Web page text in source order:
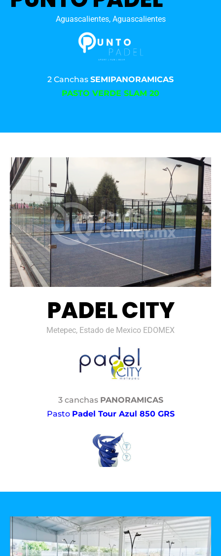
Aguascalientes, Aguascalientes
2 Canchas SEMIPANORAMICAS
PASTO VERDE SLAM 20
PADEL CITY
Metepec, Estado de Mexico EDOMEX
3 canchas PANORAMICAS
Pasto Padel Tour Azul 850 GRS